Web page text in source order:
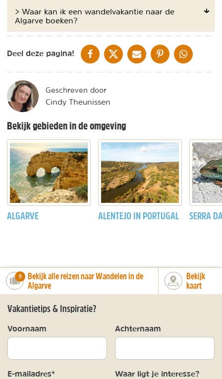
> Waar kan ik een wandelvakantie naar de
Algarve boeken?
Deel deze pagina! DELEN OP FACEBOOK
DELEN OP XDELEN VIA DE MAIL
DELEN OP PINTEREST
DELEN OP
Geschreven door
Cindy Theunissen
Bekijk gebieden in de omgeving
ALGARVE ALENTEJO IN PORTUGAL SERRA
number_of_trips:
9
Bekijk alle reizen naar Wandelen in de
Algarve
Bekijk
kaart
Vakantietips & Inspiratie?
Voornaam Achternaam
E-mailadres* Waar ligt je interesse?